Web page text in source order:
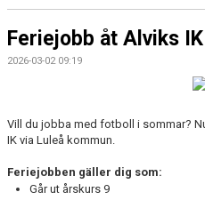
Feriejobb åt Alviks
2026-03-02 09:19
Vill du jobba med fotboll i sommar?
IK via Luleå kommun.
Feriejobben gäller dig som:
Går ut årskurs 9